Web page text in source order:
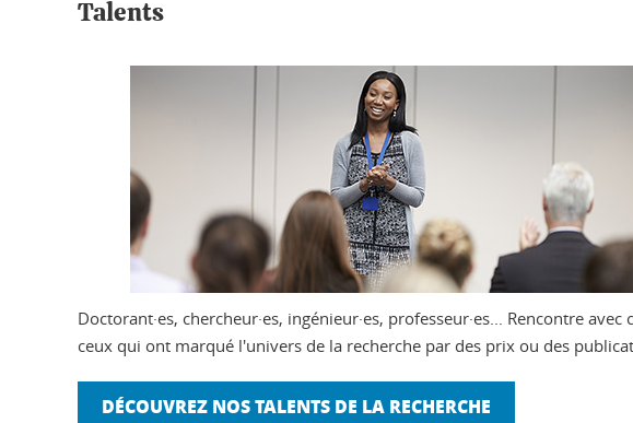
Talents
Doctorant·es, chercheur·es, ingénieur·es, professeur·es... Rencontre avec
ceux qui ont marqué l'univers de la recherche par des prix ou des
DÉCOUVREZ NOS TALENTS DE LA RECHERCHE